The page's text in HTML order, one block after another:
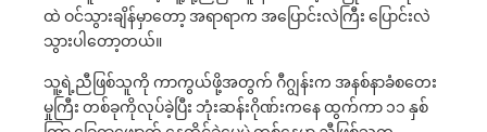
ထဲ ဝင်သွားချိန်မှာတော့ အရာရာက အပြောင်းလဲကြီး ပြောင်းလဲ
သွားပါတော့တယ်။
သူ့ရဲ့ညီဖြစ်သူကို ကာကွယ်ဖို့အတွက် ဂီဂျွန်းက အနစ်နာခံစတေး
မှုကြီး တစ်ခုကိုလုပ်ခဲ့ပြီး ဘုံးဆန်းဂိုဏ်းကနေ ထွက်ကာ ၁၁ နှစ်